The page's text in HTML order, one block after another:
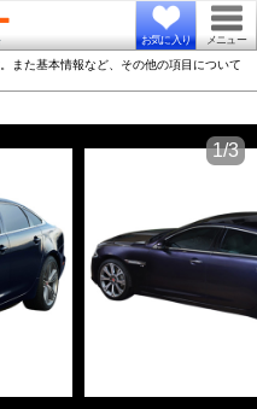
お気に入り メニュー
また基本情報など、その他の項目について
1/3